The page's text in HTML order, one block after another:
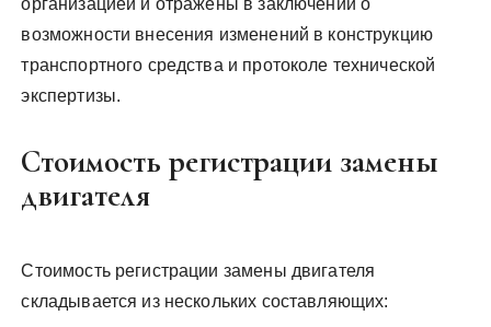
организацией и отражены в заключении о
возможности внесения изменений в конструкцию
транспортного средства и протоколе технической
экспертизы.
Стоимость регистрации замены
двигателя
Стоимость регистрации замены двигателя
складывается из нескольких составляющих: